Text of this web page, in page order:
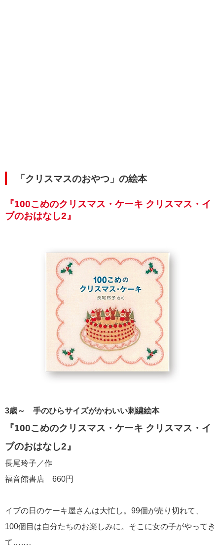
「クリスマスのおやつ」の絵本
『100こめのクリスマス・ケーキ クリスマス・イ
ブのおはなし2』
3歳～ 手のひらサイズがかわいい刺繍絵本
『100こめのクリスマス・ケーキ クリスマス・イ
ブのおはなし2』
長尾玲子／作
福音館書店 660円
イブの日のケーキ屋さんは大忙し。99個が売り切れて、
100個目は自分たちのお楽しみに。そこに女の子がやってき
て……。